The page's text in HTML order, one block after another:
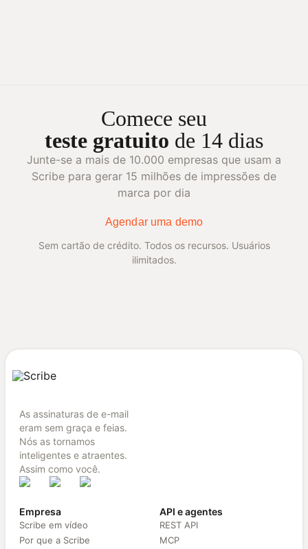
Comece seu
teste gratuito de 14 dias
Junte-se a mais de 10.000 empresas que usam a
Scribe para gerar 15 milhões de impressões de
marca por dia
Agendar uma demo
Sem cartão de crédito. Todos os recursos. Usuários
ilimitados.
As assinaturas de e-mail
eram sem graça e feias.
Nós as tornamos
inteligentes e atraentes.
Assim como você.
Empresa
Scribe em vídeo
Por que a Scribe
API e agentes
REST API
MCP